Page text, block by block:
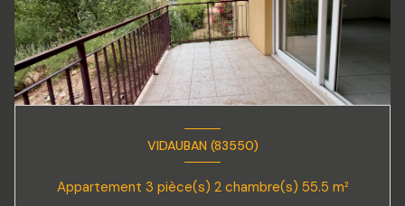
VIDAUBAN (83550)
Appartement 3 pièce(s) 2 chambre(s) 55.5 m²